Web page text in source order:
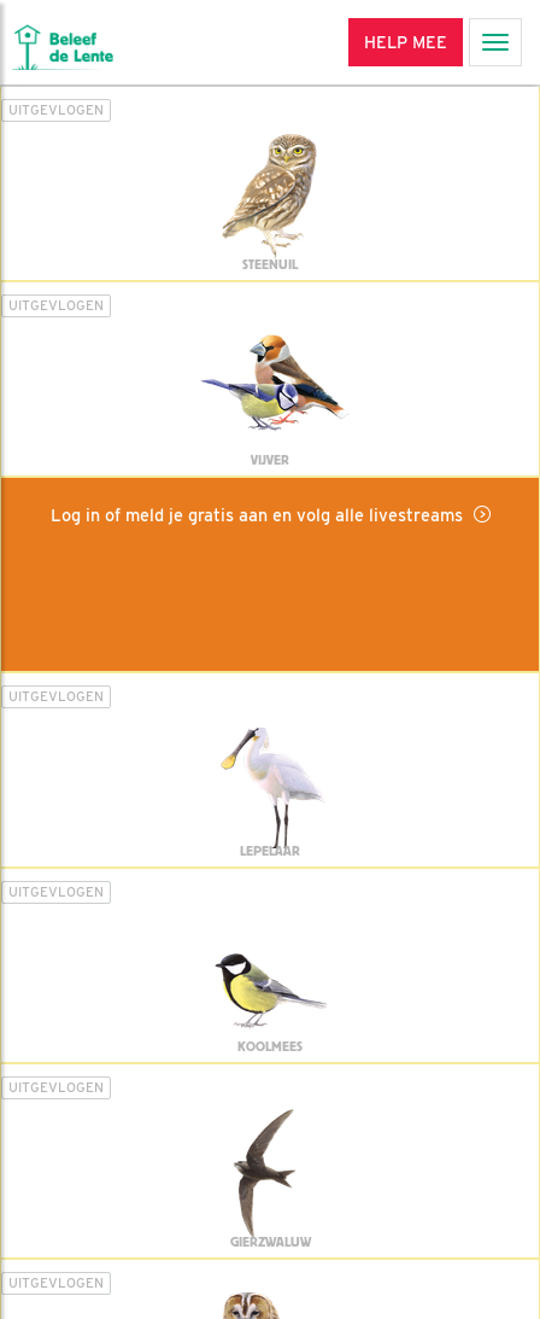
HELP MEE
UITGEVLOGEN
STEENUIL
UITGEVLOGEN
VIJVER
Log in of meld je gratis aan en volg alle livestreams
UITGEVLOGEN
LEPELAAR
UITGEVLOGEN
KOOLMEES
UITGEVLOGEN
GIERZWALUW
UITGEVLOGEN